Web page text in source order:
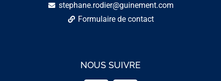
stephane.rodier@guinement.com
Formulaire de contact
NOUS SUIVRE